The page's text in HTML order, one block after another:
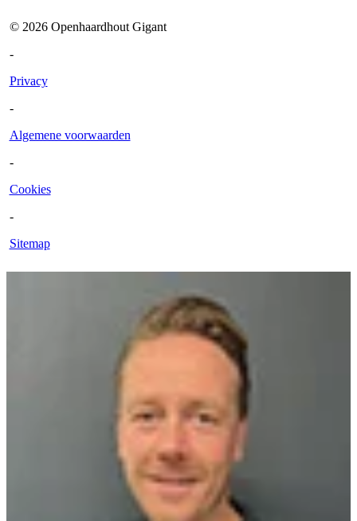
© 2026Openhaardhout Gigant
-
Privacy
-
Algemene voorwaarden
-
Cookies
-
Sitemap